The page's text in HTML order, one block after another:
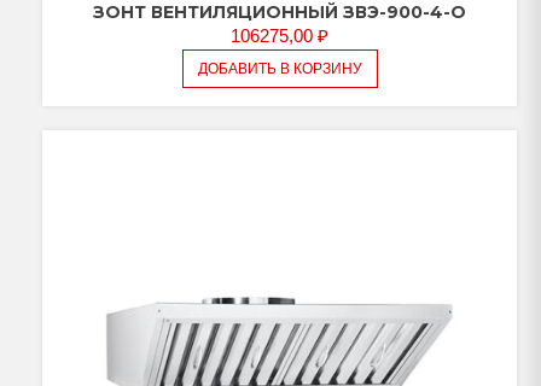
ЗОНТ ВЕНТИЛЯЦИОННЫЙ ЗВЭ-900-4-О
106275,00 ₽
ДОБАВИТЬ В КОРЗИНУ